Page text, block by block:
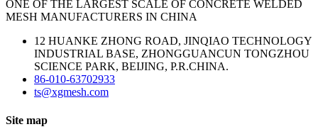
ONE OF THE LARGEST SCALE OF CONCRETE WELDED
MESH MANUFACTURERS IN CHINA
12 HUANKE ZHONG ROAD, JINQIAO TECHNOLOGY
INDUSTRIAL BASE, ZHONGGUANCUN TONGZHOU
SCIENCE PARK, BEIJING, P.R.CHINA.
86-010-63702933
ts@xgmesh.com
Site map